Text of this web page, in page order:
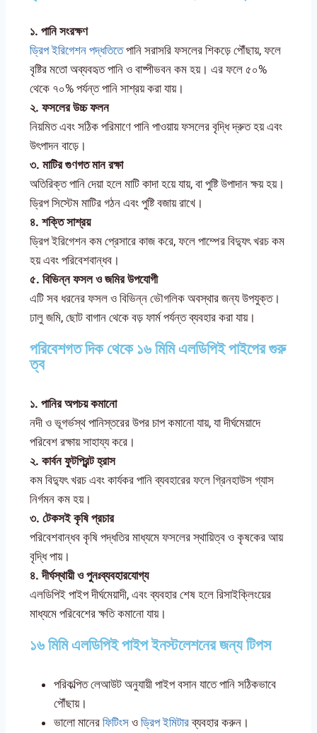
১. পানিসংরক্ষণ
ড্রিপ ইরিগেশন পদ্ধতিতেপানি সরাসরি ফসলের শিকড়ে পৌঁছায়, ফলে
বৃষ্টির মতো অব্যবহৃত পানি ও বাষ্পীভবন কম হয়। এর ফলে ৫০%
থেকে ৭০% পর্যন্ত পানি সাশ্রয় করা যায়।
২. ফসলেরউচ্চফলন
নিয়মিত এবং সঠিক পরিমাণে পানি পাওয়ায় ফসলের বৃদ্ধি দ্রুত হয় এবং
উৎপাদন বাড়ে।
৩. মাটিরগুণগতমানরক্ষা
অতিরিক্ত পানি দেয়া হলে মাটি কাদা হয়ে যায়, বা পুষ্টি উপাদান ক্ষয় হয়।
ড্রিপ সিস্টেম মাটির গঠন এবং পুষ্টি বজায় রাখে।
৪. শক্তিসাশ্রয়
ড্রিপ ইরিগেশন কম প্রেসারে কাজ করে, ফলে পাম্পের বিদ্যুৎ খরচ কম
হয় এবং পরিবেশবান্ধব।
৫. বিভিন্নফসলওজমিরউপযোগী
এটি সব ধরনের ফসল ও বিভিন্ন ভৌগলিক অবস্থার জন্য উপযুক্ত।
ঢালু জমি, ছোট বাগান থেকে বড় ফার্ম পর্যন্ত ব্যবহার করা যায়।
পরিবেশগত দিক থেকে ১৬ মিমি এলডিপিই পাইপের গুরু
ত্ব
১. পানিরঅপচয়কমানো
নদী ও ভূগর্ভস্থ পানিস্তরের উপর চাপ কমানো যায়, যা দীর্ঘমেয়াদে
পরিবেশ রক্ষায় সাহায্য করে।
২. কার্বনফুটপ্রিন্টহ্রাস
কম বিদ্যুৎ খরচ এবং কার্যকর পানি ব্যবহারের ফলে গ্রিনহাউস গ্যাস
নির্গমন কম হয়।
৩. টেকসইকৃষিপ্রচার
পরিবেশবান্ধব কৃষি পদ্ধতির মাধ্যমে ফসলের স্থায়িত্ব ও কৃষকের আয়
বৃদ্ধি পায়।
৪.দীর্ঘস্থায়ীওপুনঃব্যবহারযোগ্য
এলডিপিই পাইপ দীর্ঘমেয়াদী, এবং ব্যবহার শেষ হলে রিসাইক্লিংয়ের
মাধ্যমে পরিবেশের ক্ষতি কমানো যায়।
১৬ মিমি এলডিপিই পাইপ ইনস্টলেশনের জন্য টিপস
পরিকল্পিত লেআউট অনুযায়ী পাইপ বসান যাতে পানি সঠিকভাবে
পৌঁছায়।
ভালো মানের ফিটিংস ও ড্রিপ ইমিটারব্যবহার করুন।